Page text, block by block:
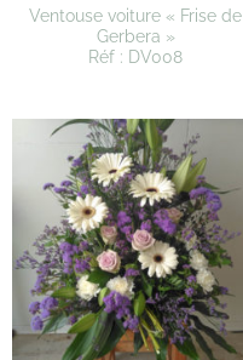
Ventouse voiture « Frise de
Gerbera »
Réf : DV008